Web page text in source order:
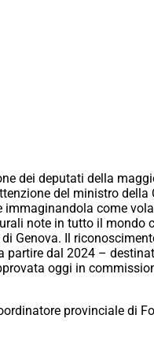
dei deputati della
del ministro della
immaginandola come
note in tutto il mondo
Genova. Il
partire dal 2024 –
oggi in
provinciale di